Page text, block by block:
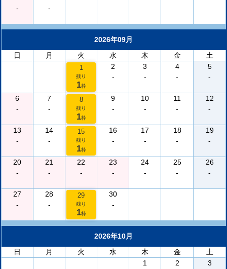
-
-
2026年09月
日
月 火 水 木 金 土
1
残り
1枠
2
-
3
-
4
-
5
-
6
-
7
-
8
残り
1枠
9
-
10
-
11
-
12
-
13
-
14
-
15
残り
1枠
16
-
17
-
18
-
19
-
20
-
21
-
22
-
23
-
24
-
25
-
26
-
27
-
28
-
29
残り
1枠
30
-
2026年10月
日
月 火 水 木 金
土
1
2
3